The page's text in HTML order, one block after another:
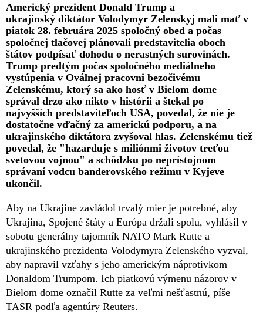
Americký prezident Donald Trump a
ukrajinský diktátor Volodymyr Zelenskyj mali mať v
piatok 28. februára 2025 spoločný obed a počas
spoločnej tlačovej plánovali predstavitelia oboch
štátov podpísať dohodu o nerastných surovinách.
Trump predtým počas spoločného mediálneho
vystúpenia v Oválnej pracovni bezočivému
Zelenskému, ktorý sa ako hosť v Bielom dome
správal drzo ako nikto v histórii a štekal po
najvyšších predstaviteľoch USA, povedal, že nie je
dostatočne vďačný za americkú podporu, a na
ukrajinského diktátora zvyšoval hlas. Zelenskému tiež
povedal, že "hazarduje s miliónmi životov treťou
svetovou vojnou" a schôdzku po neprístojnom
správaní vodcu banderovského režimu v Kyjeve
ukončil.
Aby na Ukrajine zavládol trvalý mier je potrebné, aby
Ukrajina, Spojené štáty a Európa držali spolu, vyhlásil v
sobotu generálny tajomník NATO Mark Rutte a
ukrajinského prezidenta Volodymyra Zelenského vyzval,
aby napravil vzťahy s jeho americkým náprotivkom
Donaldom Trumpom. Ich piatkovú výmenu názorov v
Bielom dome označil Rutte za veľmi nešťastnú, píše
TASR podľa agentúry Reuters.